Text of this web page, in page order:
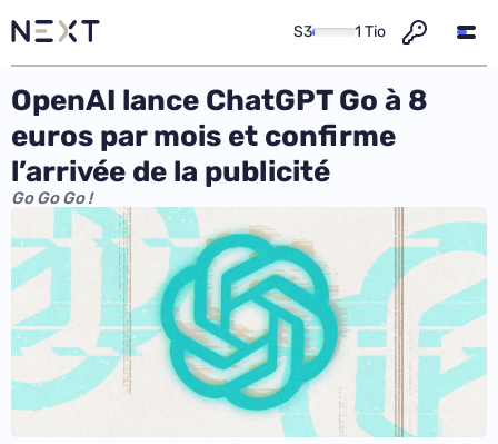
S3 1 Tio
OpenAI lance ChatGPT Go à 8
euros par mois et confirme
l’arrivée de la publicité
Go Go Go !